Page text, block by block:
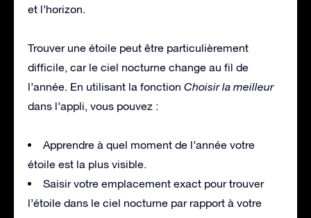
et l’horizon.
Trouver une étoile peut être particulièrement
difficile, car le ciel nocturne change au fil de
l’année. En utilisant la fonction Choisir la meilleur
dans l’appli, vous pouvez :
Apprendre à quel moment de l’année votre
étoile est la plus visible.
Saisir votre emplacement exact pour trouver
l’étoile dans le ciel nocturne par rapport à votre